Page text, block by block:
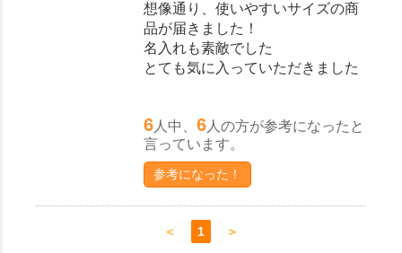
想像通り、使いやすいサイズの商
品が届きました！
名入れも素敵でした
とても気に入っていただきました
6 人中、 6 人の方が参考になったと
言っています。
参考になった！
＜ 1 ＞